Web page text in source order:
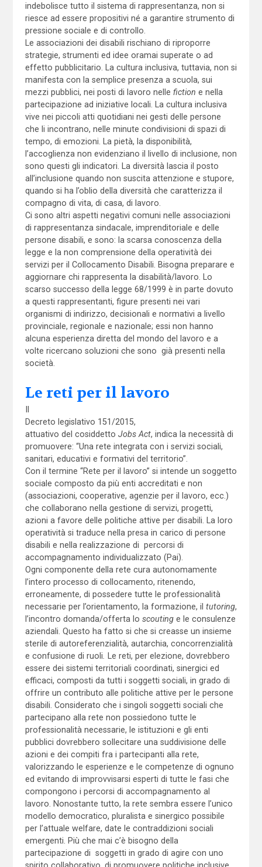
indebolisce tutto il sistema di rappresentanza, non si
riesce ad essere propositivi né a garantire strumento di
pressione sociale e di controllo.
Le associazioni dei disabili rischiano di riproporre
strategie, strumenti ed idee oramai superate o ad
effetto pubblicitario. La cultura inclusiva, tuttavia, non si
manifesta con la semplice presenza a scuola, sui
mezzi pubblici, nei posti di lavoro nelle fiction e nella
partecipazione ad iniziative locali. La cultura inclusiva
vive nei piccoli atti quotidiani nei gesti delle persone
che li incontrano, nelle minute condivisioni di spazi di
tempo, di emozioni. La pietà, la disponibilità,
l’accoglienza non evidenziano il livello di inclusione, non
sono questi gli indicatori. La diversità lascia il posto
all’inclusione quando non suscita attenzione e stupore,
quando si ha l’oblio della diversità che caratterizza il
compagno di vita, di casa, di lavoro.
Ci sono altri aspetti negativi comuni nelle associazioni
di rappresentanza sindacale, imprenditoriale e delle
persone disabili, e sono: la scarsa conoscenza della
legge e la non comprensione della operatività dei
servizi per il Collocamento Disabili. Bisogna preparare e
aggiornare chi rappresenta la disabilità/lavoro. Lo
scarso successo della legge 68/1999 è in parte dovuto
a questi rappresentanti, figure presenti nei vari
organismi di indirizzo, decisionali e normativi a livello
provinciale, regionale e nazionale; essi non hanno
alcuna esperienza diretta del mondo del lavoro e a
volte ricercano soluzioni che sono già presenti nella
società.
Le reti per il lavoro
Decreto legislativo 151/2015,
attuativo del cosiddetto Jobs Act, indica la necessità di
promuovere: “Una rete integrata con i servizi sociali,
sanitari, educativi e formativi del territorio”.
Con il termine “Rete per il lavoro” si intende un soggetto
sociale composto da più enti accreditati e non
(associazioni, cooperative, agenzie per il lavoro, ecc.)
che collaborano nella gestione di servizi, progetti,
azioni a favore delle politiche attive per disabili. La loro
operatività si traduce nella presa in carico di persone
disabili e nella realizzazione di percorsi di
accompagnamento individualizzato (Pai).
Ogni componente della rete cura autonomamente
l’intero processo di collocamento, ritenendo,
erroneamente, di possedere tutte le professionalità
necessarie per l’orientamento, la formazione, il tutoring,
l’incontro domanda/offerta lo scoutinge le consulenze
aziendali. Questo ha fatto si che si creasse un insieme
sterile di autoreferenzialità, autarchia, concorrenzialità
e confusione di ruoli
Le reti, per elezione, dovrebbero
essere dei sistemi territoriali coordinati, sinergici ed
efficaci, composti da tutti i soggetti sociali, in grado di
offrire un contributo alle politiche attive per le persone
disabili. Considerato che i singoli soggetti sociali che
partecipano alla rete non possiedono tutte le
professionalità necessarie, le istituzioni e gli enti
pubblici dovrebbero sollecitare una suddivisione delle
azioni e dei compiti fra i partecipanti alla rete,
valorizzando le esperienze e le competenze di ognuno
ed evitando di improvvisarsi esperti di tutte le fasi che
compongono i percorsi di accompagnamento al
lavoro. Nonostante tutto, la rete sembra essere l’unico
modello democratico, pluralista e sinergico possibile
per l’attuale welfare, date le contraddizioni sociali
emergenti. Più che mai c’è bisogno della
partecipazione di soggetti in grado di agire con uno